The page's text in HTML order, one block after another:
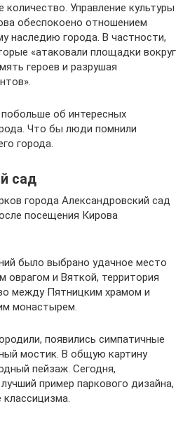
Управление культуры
обеспокоено отношением
наследию города. В частности,
«атаковали площадки вокруг
героев и разрушая
об интересных
Что бы люди помнили
города.
сад
города Александровский сад
посещения Кирова
было выбрано удачное место
оврагом и Вяткой, территория
между Пятницким храмом и
монастырем.
появились симпатичные
мостик. В общую картину
пейзаж. Сегодня,
пример паркового дизайна,